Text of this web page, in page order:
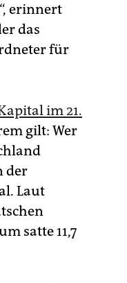
erinnert
das
für
im 21.
gilt: Wer
der
Laut
satte 11,7